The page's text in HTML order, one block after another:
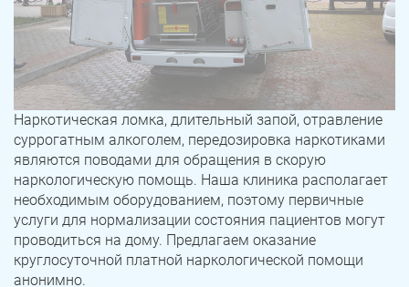
Наркотическая ломка, длительный запой, отравление
суррогатным алкоголем, передозировка наркотиками
являются поводами для обращения в скорую
наркологическую помощь. Наша клиника располагает
необходимым оборудованием, поэтому первичные
услуги для нормализации состояния пациентов могут
проводиться на дому. Предлагаем оказание
круглосуточной платной наркологической помощи
анонимно.